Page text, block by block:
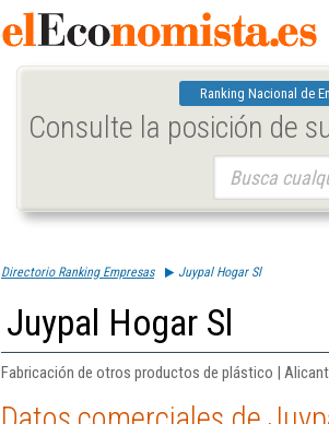
Ranking Nacional de
Consulte la posición de
Directorio Ranking Empresas Juypal Hogar Sl
Juypal Hogar Sl
Fabricación de otros productos de plástico |